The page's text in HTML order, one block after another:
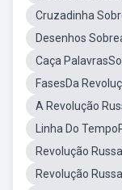
Cruzadinha
Desenhos
Caça
FasesDa
A Revolução
Linha Do
Revolução
Revolução